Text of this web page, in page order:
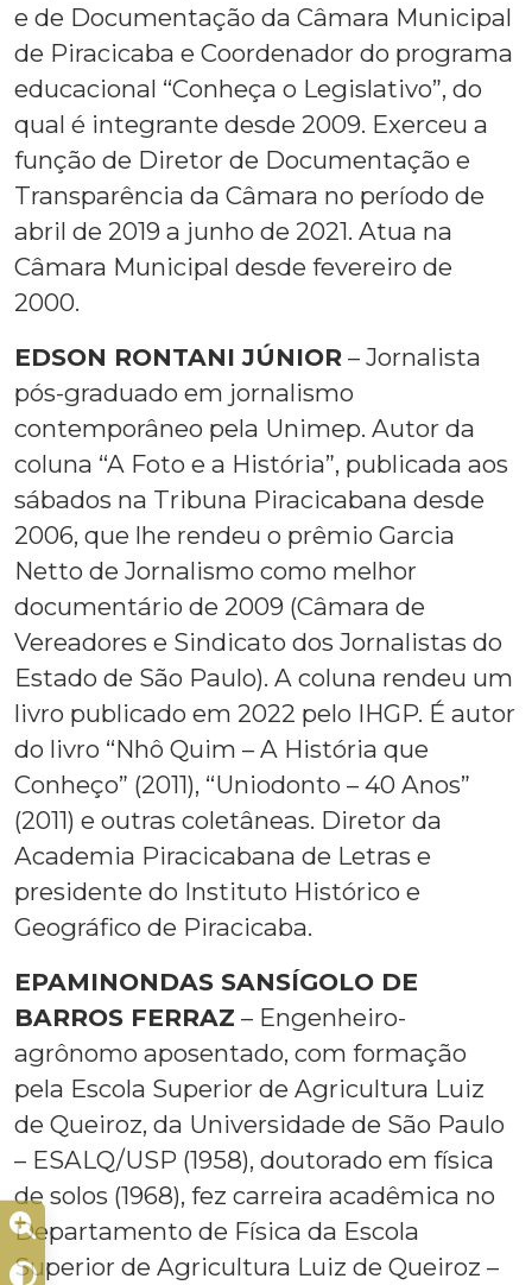
e de Documentação da Câmara Municipal
de Piracicaba e Coordenador do programa
educacional “Conheça o Legislativo”, do
qual é integrante desde 2009. Exerceu a
função de Diretor de Documentação e
Transparência da Câmara no período de
abril de 2019 a junho de 2021. Atua na
Câmara Municipal desde fevereiro de
2000.
EDSON RONTANI JÚNIOR – Jornalista
pós-graduado em jornalismo
contemporâneo pela Unimep. Autor da
coluna “A Foto e a História”, publicada aos
sábados na Tribuna Piracicabana desde
2006, que lhe rendeu o prêmio Garcia
Netto de Jornalismo como melhor
documentário de 2009 (Câmara de
Vereadores e Sindicato dos Jornalistas do
Estado de São Paulo). A coluna rendeu um
livro publicado em 2022 pelo IHGP. É autor
do livro “Nhô Quim – A História que
Conheço” (2011), “Uniodonto – 40 Anos”
(2011) e outras coletâneas. Diretor da
Academia Piracicabana de Letras e
presidente do Instituto Histórico e
Geográfico de Piracicaba.
EPAMINONDAS SANSÍGOLO DE
BARROS FERRAZ – Engenheiro-
agrônomo aposentado, com formação
pela Escola Superior de Agricultura Luiz
de Queiroz, da Universidade de São Paulo
– ESALQ/USP (1958), doutorado em física
de solos (1968), fez carreira acadêmica no
Departamento de Física da Escola
Superior de Agricultura Luiz de Queiroz –